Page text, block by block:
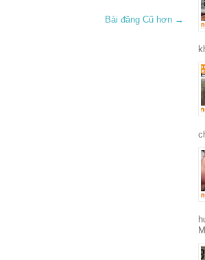
Bài đăng Cũ hơn →